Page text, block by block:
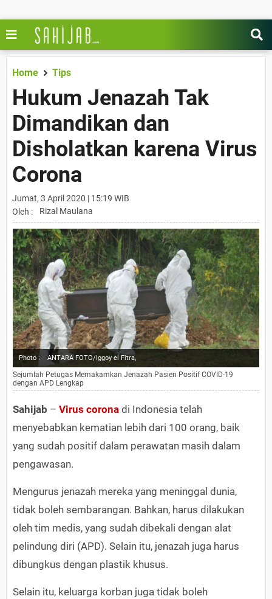
Home Tips
Hukum Jenazah Tak
Dimandikan dan
Disholatkan karena Virus
Corona
Jumat, 3 April 2020 | 15:19 WIB
Oleh :
Rizal Maulana
Photo : ANTARA FOTO/Iggoy el Fitra,
Sejumlah Petugas Memakamkan Jenazah Pasien Positif COVID-19
dengan APD Lengkap
Sahijab – Virus corona di Indonesia telah
menyebabkan kematian lebih dari 100 orang, baik
yang sudah positif dalam perawatan masih dalam
pengawasan.
Mengurus jenazah mereka yang meninggal dunia,
tidak boleh sembarangan. Bahkan, harus dilakukan
oleh tim medis, yang sudah dibekali dengan alat
pelindung diri (APD). Selain itu, jenazah juga harus
dibungkus dengan plastik khusus.
Selain itu, keluarga korban juga tidak boleh